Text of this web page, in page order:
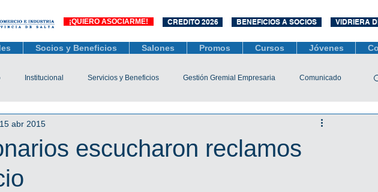
¡QUIERO ASOCIARME! CREDITO 2026 BENEFICIOS A SOCIOS VIDRIERA
Socios y Beneficios Salones Promos Cursos Jóvenes
Institucional Servicios y Beneficios Gestión Gremial Empresaria Comunicado
Jóvenes
escucharon reclamos
15 abr 2015